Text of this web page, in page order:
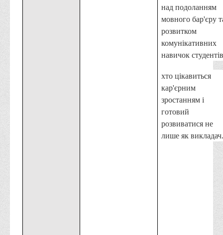
над подоланням
мовного бар'єру
розвитком
комунікативних
навичок
хто цікавиться
кар'єрним
зростанням і
готовий
розвиватися не
лише як викладач.